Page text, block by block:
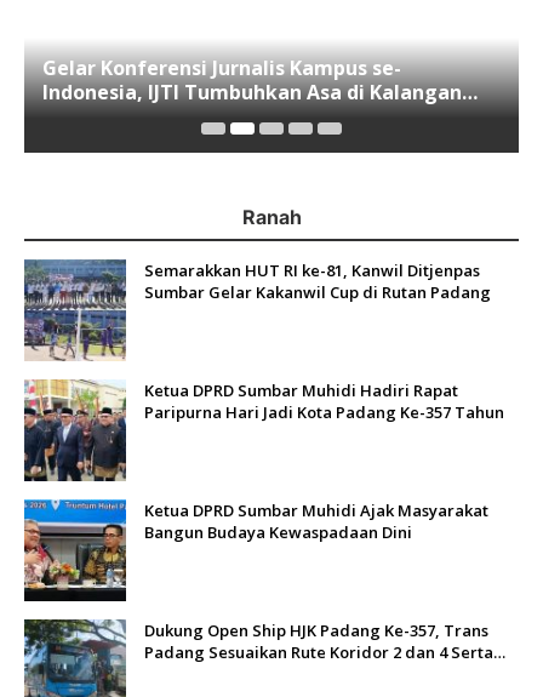
Gelar Konferensi Jurnalis Kampus se-
Indonesia, IJTI Tumbuhkan Asa di Kalangan
Jurnalis Muda di Era Disruspi Digital
Ranah
Semarakkan HUT RI ke-81, Kanwil Ditjenpas
Sumbar Gelar Kakanwil Cup di Rutan Padang
Ketua DPRD Sumbar Muhidi Hadiri Rapat
Paripurna Hari Jadi Kota Padang Ke-357 Tahun
Ketua DPRD Sumbar Muhidi Ajak Masyarakat
Bangun Budaya Kewaspadaan Dini
Dukung Open Ship HJK Padang Ke-357, Trans
Padang Sesuaikan Rute Koridor 2 dan 4 Serta